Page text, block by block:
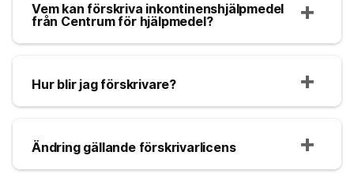
Vem kan förskriva inkontinenshjälpmedel
från Centrum för hjälpmedel?
Hur blir jag förskrivare?
Ändring gällande förskrivarlicens